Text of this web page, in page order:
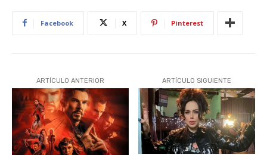
Facebook X Pinterest
ARTÍCULO ANTERIOR ARTÍCULO SIGUIENTE